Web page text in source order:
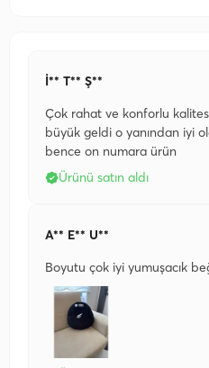
İ** T** Ş**
Çok rahat ve konforlu
büyük geldi o yanından iyi
bence on numara ürün
Ürünü satın aldı
A** E** U**
Boyutu çok iyi yumuşacık